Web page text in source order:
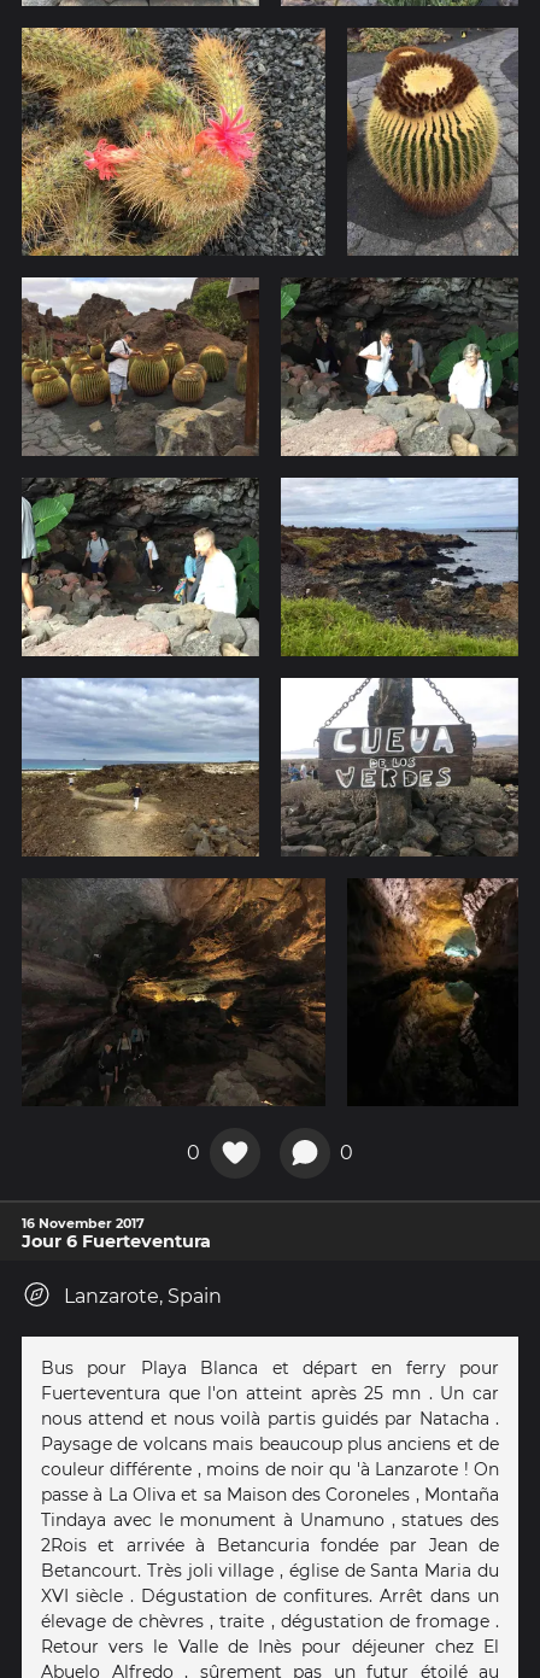
0 0
16 November 2017
Jour 6 Fuerteventura
Lanzarote, Spain
Bus pour Playa Blanca et départ en ferry pour
Fuerteventura que l'on atteint après 25 mn . Un car
nous attend et nous voilà partis guidés par Natacha .
Paysage de volcans mais beaucoup plus anciens et de
couleur différente , moins de noir qu 'à Lanzarote ! On
passe à La Oliva et sa Maison des Coroneles , Montaña
Tindaya avec le monument à Unamuno , statues des
2Rois et arrivée à Betancuria fondée par Jean de
Betancourt. Très joli village , église de Santa Maria du
XVI siècle . Dégustation de confitures. Arrêt dans un
élevage de chèvres , traite , dégustation de fromage .
Retour vers le Valle de Inès pour déjeuner chez El
Abuelo Alfredo , sûrement pas un futur étoilé au